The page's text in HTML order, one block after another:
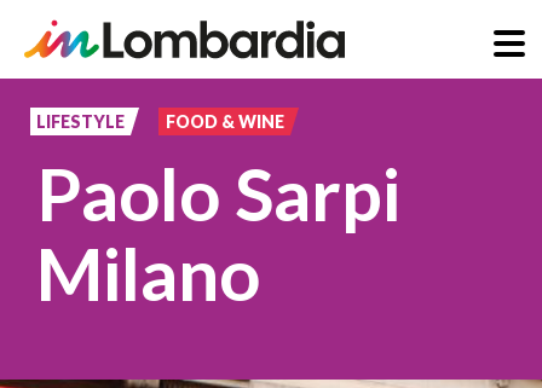
principale
LIFESTYLE FOOD & WINE
Paolo Sarpi
Milano